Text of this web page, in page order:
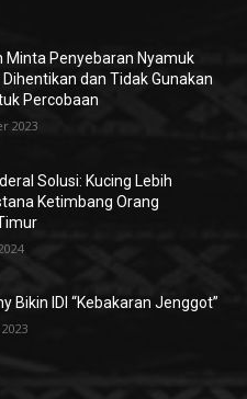
Minta Penyebaran Nyamuk
dan Tidak Gunakan
Percobaan
2023
Solusi: Kucing Lebih
Ketimbang Orang
Bikin IDI “Kebakaran Jenggot”